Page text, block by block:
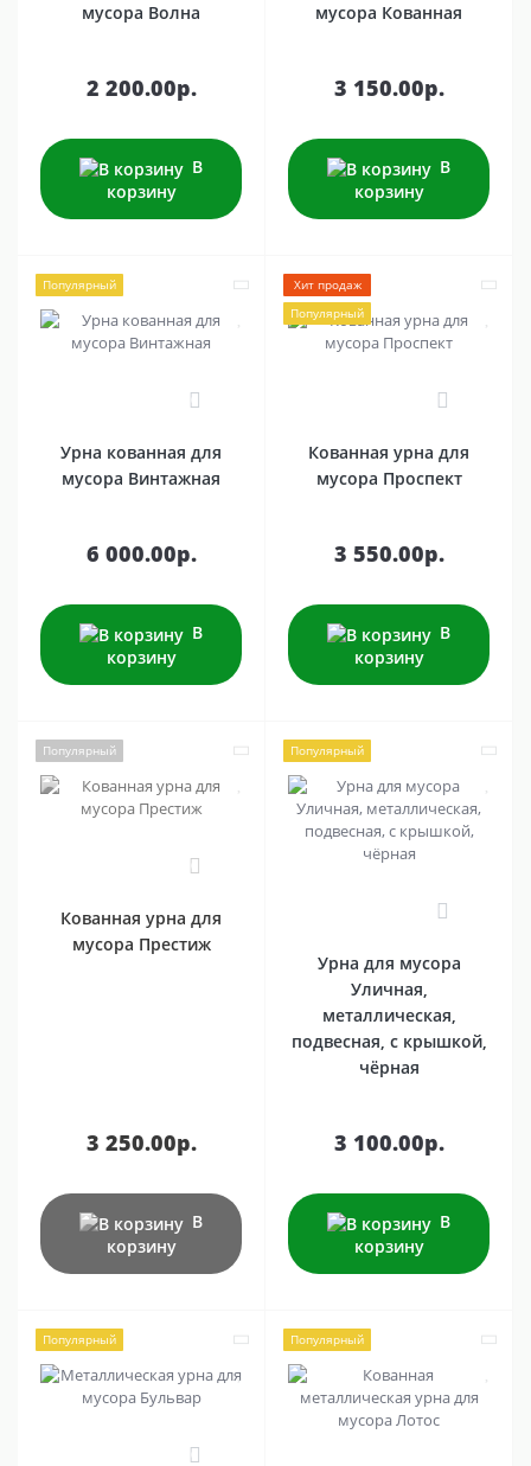
мусора Волна
2 200.00р.
В
корзину
мусора Кованная
3 150.00р.
В
корзину
Популярный
Урна кованная для
мусора Винтажная
6 000.00р.
В
корзину
Хит продаж
Популярный
Кованная урна для
мусора Проспект
3 550.00р.
В
корзину
Популярный
0
Кованная урна для
мусора Престиж
3 250.00р.
В
корзину
Популярный
1
Урна для мусора
Уличная,
металлическая,
подвесная, с крышкой,
чёрная
3 100.00р.
В
корзину
Популярный
0
Популярный